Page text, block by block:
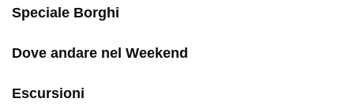
Speciale Borghi
Dove andare nel Weekend
Escursioni